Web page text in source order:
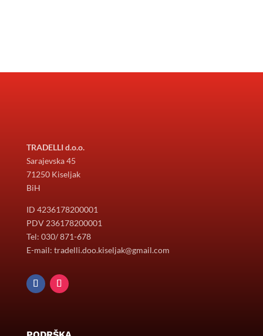
TRADELLI d.o.o.
Sarajevska 45
71250 Kiseljak
BiH
ID 4236178200001
PDV 236178200001
Tel: 030/ 871-678
E-mail: tradelli.doo.kiseljak@gmail.com